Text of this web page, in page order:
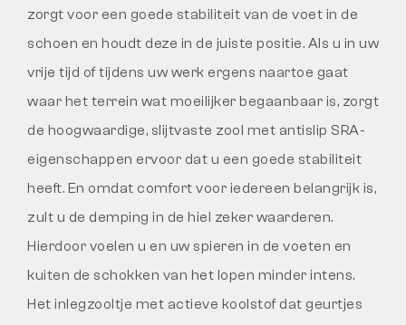
zorgt voor een goede stabiliteit van de voet in de
schoen en houdt deze in de juiste positie. Als u in uw
vrije tijd of tijdens uw werk ergens naartoe gaat
waar het terrein wat moeilijker begaanbaar is, zorgt
de hoogwaardige, slijtvaste zool met antislip SRA-
eigenschappen ervoor dat u een goede stabiliteit
heeft. En omdat comfort voor iedereen belangrijk is,
zult u de demping in de hiel zeker waarderen.
Hierdoor voelen u en uw spieren in de voeten en
kuiten de schokken van het lopen minder intens.
Het inlegzooltje met actieve koolstof dat geurtjes